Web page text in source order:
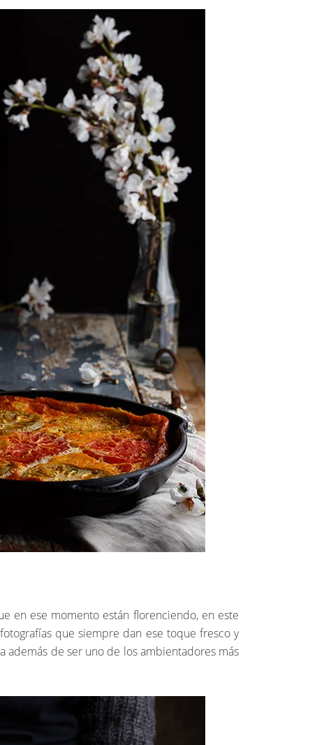
en ese momento están florenciendo, en este
que siempre dan ese toque fresco y
además de ser uno de los ambientadores más